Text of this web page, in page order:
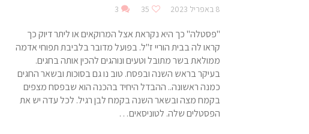
8 באפריל 2023 35
3
"פסטלה" כך היא נקראת אצל המרוקאים או ליתר דיוק כך
קראו לה בבית הוריי ז"ל. בפועל מדובר בלביבת תפוחי אדמה
ממולאת בשר מתובל וטעים ונוהגים להכין אותה בחגים.
בעיקר בראש השנה ובפסח. טוב נו גם בסוכות ובשאר החגים
כמנה ראשונה.. ההבדל היחיד בהכנה הוא שבפסח מצפים
בקמח מצה ובשאר השנה בקמח לבן רגיל. לכל עדה יש את
הפסטלים שלה. לטוניסאים…